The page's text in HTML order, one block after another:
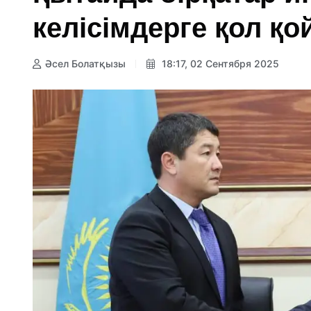
келісімдерге қол
Әсел Болатқызы 18:17, 02 Сентября 2025